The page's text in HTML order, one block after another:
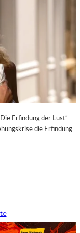
Erfindung der Lust“
die Erfindung